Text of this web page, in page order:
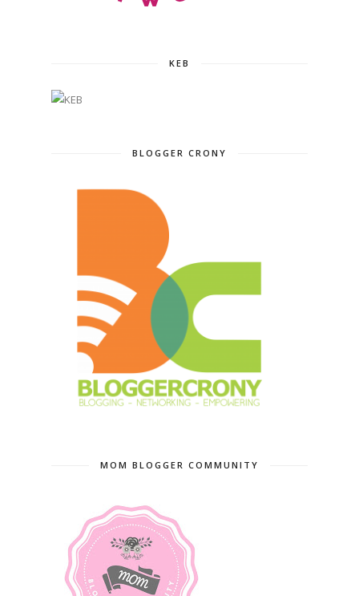
KEB
BLOGGER CRONY
MOM BLOGGER COMMUNITY